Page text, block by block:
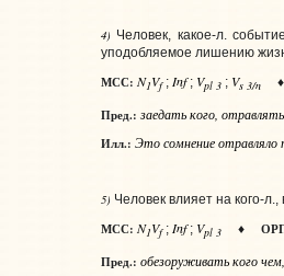
4) Человек, какое‑л.
уподобляемое лишению
МСС: N1Vf;Inf;Vpl 3;Vs 3/n ♦
Пред.: заедатького, отравлять
Илл.: Это сомнение отравляло
5) Человек влияет на
МСС: N1Vf;Inf;Vpl 3 ♦
Пред.: обезоруживатькогочем